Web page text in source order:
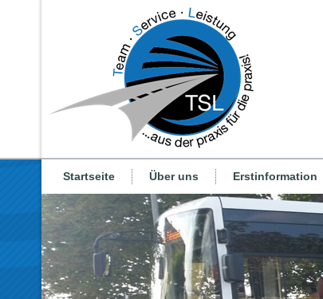
Startseite Über uns Erstinformation